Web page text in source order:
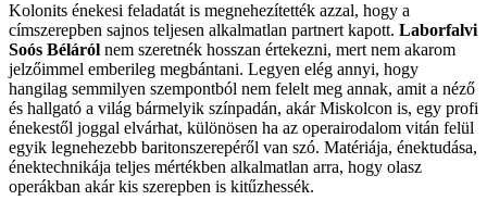
Kolonits énekesi feladatát is megnehezítették azzal, hogy a
címszerepben sajnos teljesen alkalmatlan partnert kapott. Laborfalvi
Soós Béláról nem szeretnék hosszan értekezni, mert nem akarom
jelzőimmel emberileg megbántani. Legyen elég annyi, hogy
hangilag semmilyen szempontból nem felelt meg annak, amit a néző
és hallgató a világ bármelyik színpadán, akár Miskolcon is, egy profi
énekestől joggal elvárhat, különösen ha az operairodalom vitán felül
egyik legnehezebb baritonszerepéről van szó. Matériája, énektudása,
énektechnikája teljes mértékben alkalmatlan arra, hogy olasz
operákban akár kis szerepben is kitűzhessék.